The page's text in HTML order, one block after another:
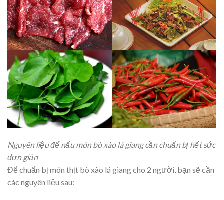
Nguyên liệu để nấu món bò xào lá giang cần chuẩn bị hết sức
đơn giản
Để chuẩn bị món thịt bò xào lá giang cho 2 người, bạn sẽ cần
các nguyên liệu sau: